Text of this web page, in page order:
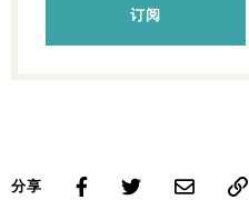
订阅
分享